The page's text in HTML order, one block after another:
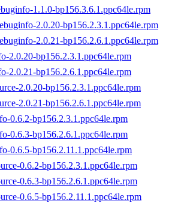
1.1.0-bp156.3.6.1.ppc64le.rpm
2.0.20-bp156.2.3.1.ppc64le.rpm
2.0.21-bp156.2.6.1.ppc64le.rpm
2.0.20-bp156.2.3.1.ppc64le.rpm
2.0.21-bp156.2.6.1.ppc64le.rpm
2.0.20-bp156.2.3.1.ppc64le.rpm
2.0.21-bp156.2.6.1.ppc64le.rpm
0.6.2-bp156.2.3.1.ppc64le.rpm
0.6.3-bp156.2.6.1.ppc64le.rpm
0.6.5-bp156.2.11.1.ppc64le.rpm
0.6.2-bp156.2.3.1.ppc64le.rpm
0.6.3-bp156.2.6.1.ppc64le.rpm
0.6.5-bp156.2.11.1.ppc64le.rpm